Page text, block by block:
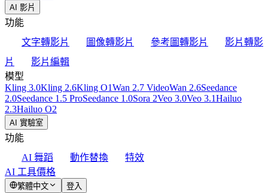
AI 影片
功能
文字轉影片
圖像轉影片 參考圖轉影片
影片轉影
片
影片編輯
模型
Kling 3.0Kling 2.6Kling O1Wan 2.7 VideoWan 2.6Seedance
2.0Seedance 1.5 ProSeedance 1.0Sora 2Veo 3.0Veo 3.1Hailuo
2.3Hailuo O2
AI 實驗室
功能
AI 舞蹈
動作替換
特效
AI 工具價格
繁體中文 登入